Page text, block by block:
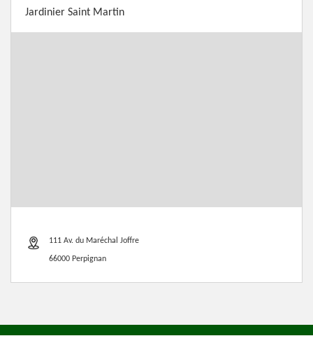
Jardinier Saint Martin
111 Av. du Maréchal Joffre
66000 Perpignan